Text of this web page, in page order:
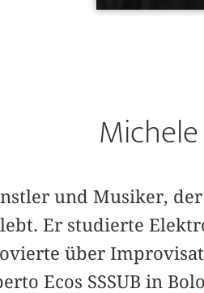
und Musiker,
Er studierte
über
Ecos SSSUB in